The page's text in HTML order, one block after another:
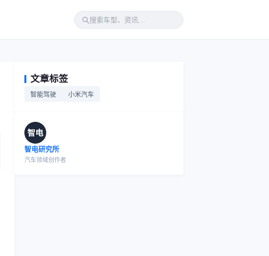
文章标签
智能驾驶 小米汽车
智电
智电研究所
汽车领域创作者